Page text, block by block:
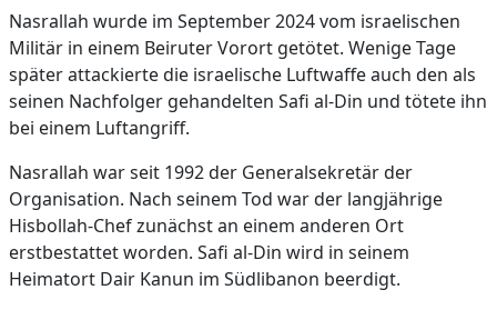
Nasrallah wurde im September 2024 vom israelischen
Militär in einem Beiruter Vorort getötet. Wenige Tage
später attackierte die israelische Luftwaffe auch den als
seinen Nachfolger gehandelten Safi al-Din und tötete ihn
bei einem Luftangriff.
Nasrallah war seit 1992 der Generalsekretär der
Organisation. Nach seinem Tod war der langjährige
Hisbollah-Chef zunächst an einem anderen Ort
erstbestattet worden. Safi al-Din wird in seinem
Heimatort Dair Kanun im Südlibanon beerdigt.